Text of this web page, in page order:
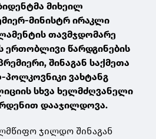
მიხეილ
მინისტრ ირაკლი
თავმჯდომარე
ერთობლივი წარდგინების
შინაგან საქმეთა
პოლკოვნიკი ვახტანგ
სხვა ხელმძღვანელი
დააჯილდოვა.
ჯილდო შინაგან